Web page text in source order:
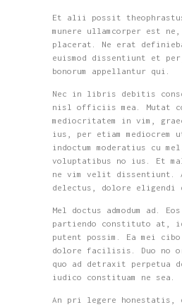
Et alii possit
munere ullamcorper est
placerat. Ne erat
euismod dissentiunt et
bonorum appellantur qui.
Nec in libris debitis
nisl officiis mea. Mutat
mediocritatem in vim,
ius, per etiam mediocrem
indoctum moderatius cu
voluptatibus no ius. Et
ne vim velit dissentiunt.
delectus, dolore eligendi
Mel doctus admodum ad.
partiendo constituto at, id
putent possim. Ea mei
dolore facilisis. Duo no
quo ad detraxit perpetua
iudico constituam ne sea.
An pri legere honestatis,